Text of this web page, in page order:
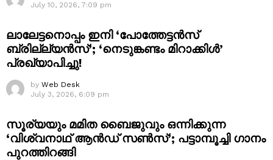
July 10, 2026, 7:09 pm
ലാലേട്ടനൊപ്പം ഇനി ‘പോത്തേട്ടൻസ്
ബ്രില്ല്യൻസ്’; ‘നെടുങ്കണ്ടം മിറാക്കിൾ’
പ്രഖ്യാപിച്ചു!
by Web Desk
July 3, 2026, 6:09 pm
സൂര്യയും മമിത ബൈജുവും ഒന്നിക്കുന്ന
‘വിശ്വനാഥ് ആൻഡ് സൺസ്’; പട്ടാമ്പൂച്ചി ഗാനം
പുറത്തിറങ്ങി